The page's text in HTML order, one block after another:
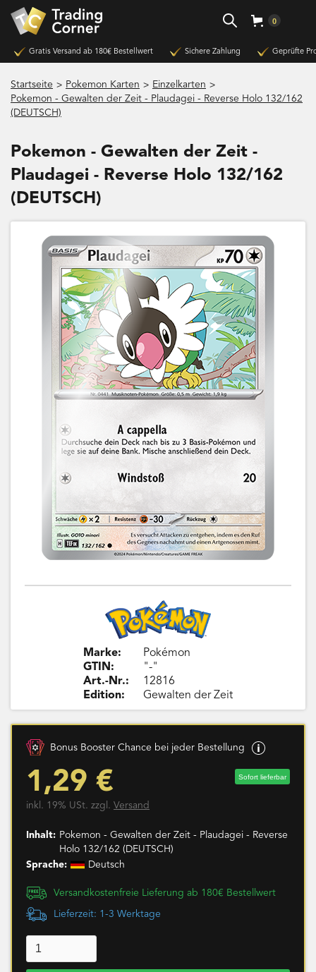
0
Gratis Versand ab 180€ Bestellwert Sichere Zahlung Geprüfte
Startseite > Pokemon Karten > Einzelkarten >
Pokemon - Gewalten der Zeit - Plaudagei - Reverse Holo 132/162
(DEUTSCH)
Pokemon - Gewalten der Zeit -
Plaudagei - Reverse Holo 132/162
(DEUTSCH)
Marke:
GTIN:
Art.-Nr.:
Edition:
Pokémon
"-"
12816
Gewalten der Zeit
Bonus Booster Chance bei jeder Bestellung
1,29 € Sofort lieferbar
inkl. 19% USt. zzgl. Versand
Inhalt: Pokemon - Gewalten der Zeit - Plaudagei - Reverse
Holo 132/162 (DEUTSCH)
Sprache:
Deutsch
Versandkostenfreie Lieferung ab 180€ Bestellwert
Lieferzeit: 1-3 Werktage